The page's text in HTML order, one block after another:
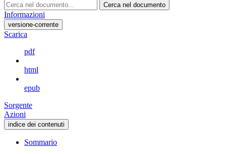
Cerca nel documento
Informazioni
versione-corrente
Scarica
pdf
html
epub
Sorgente
Azioni
indice dei contenuti
Sommario